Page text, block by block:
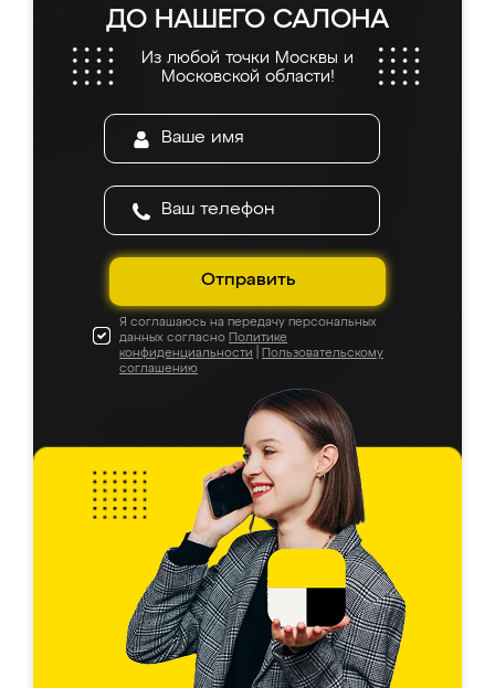
ДО НАШЕГО САЛОНА
Из любой точки Москвы и
Московской области!
Отправить
Я соглашаюсь на передачу персональных
данных согласно Политике
конфиденциальности
Пользовательскому
соглашению